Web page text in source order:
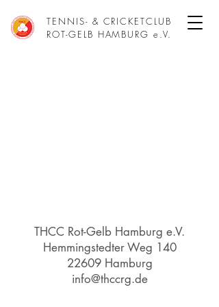
TENNIS- & CRICKETCLUB
ROT-GELB HAMBURG e.V.
THCC Rot-Gelb Hamburg e.V.
Hemmingstedter Weg 140
22609 Hamburg
info@thccrg.de